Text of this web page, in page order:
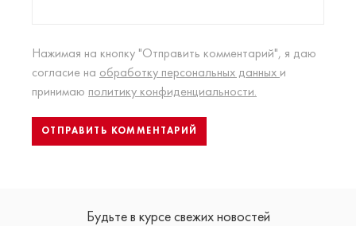
Нажимая на кнопку "Отправить комментарий", я даю
согласие на обработку персональных данных и
принимаю политику конфиденциальности.
Будьте в курсе свежих новостей